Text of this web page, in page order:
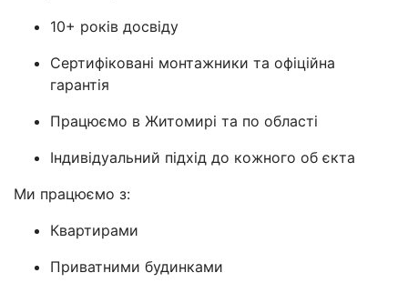
10+ років досвіду
Сертифіковані монтажники та офіційна
гарантія
Працюємо в Житомирі та по області
Індивідуальний підхід до кожного об єкта
Ми працюємо з:
Квартирами
Приватними будинками